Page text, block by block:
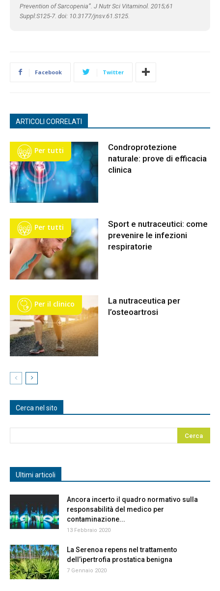
Prevention of Sarcopenia”. J Nutr Sci Vitaminol. 2015;61
Suppl:S125-7. doi: 10.3177/jnsv.61.S125.
Facebook Twitter
ARTICOLI CORRELATI
Per tutti
Condroprotezione
naturale: prove di efficacia
clinica
Per tutti
Sport e nutraceutici: come
prevenire le infezioni
respiratorie
Per il clinico
La nutraceutica per
l’osteoartrosi
Cerca nel sito
Ultimi articoli
Ancora incerto il quadro normativo sulla
responsabilità del medico per
contaminazione...
13 Febbraio 2020
La Serenoa repens nel trattamento
dell’ipertrofia prostatica benigna
7 Gennaio 2020